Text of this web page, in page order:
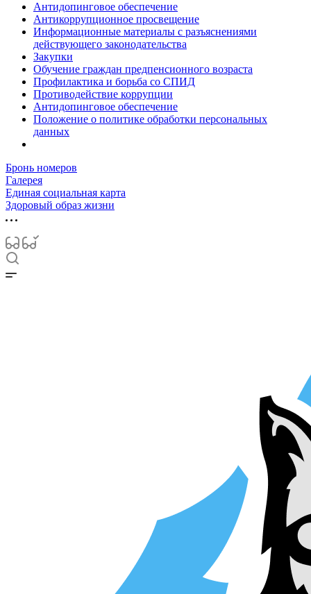
Антидопинговое обеспечение
Антикоррупционное просвещение
Информационные материалы с разъяснениями
действующего законодательства
Закупки
Обучение граждан предпенсионного возраста
Профилактика и борьба со СПИД
Противодействие коррупции
Антидопинговое обеспечение
Положение о политике обработки персональных
данных
Бронь номеров
Галерея
Единая социальная карта
Здоровый образ жизни